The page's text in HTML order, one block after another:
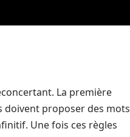
La première
doivent proposer des mots
Une fois ces règles